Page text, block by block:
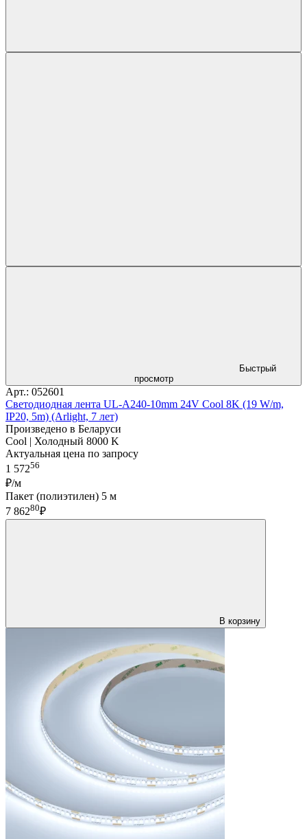
Быстрый
просмотр
Арт.: 052601
Светодиодная лента UL-A240-10mm 24V Cool 8K (19 W/m,
IP20, 5m) (Arlight, 7 лет)
Произведено в Беларуси
Cool | Холодный 8000 K
Актуальная цена по запросу
1 57256
₽/м
Пакет (полиэтилен) 5 м
7 86280₽
В корзину